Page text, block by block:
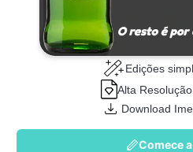
Edições
Alta
Download
Comece